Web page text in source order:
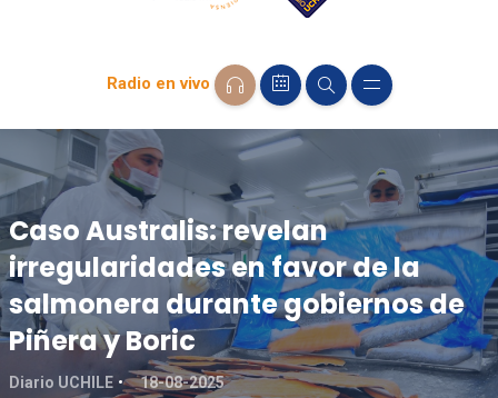
Radio en vivo
Caso Australis: revelan
irregularidades en favor de la
salmonera durante gobiernos de
Piñera y Boric
Diario UCHILE 18-08-2025